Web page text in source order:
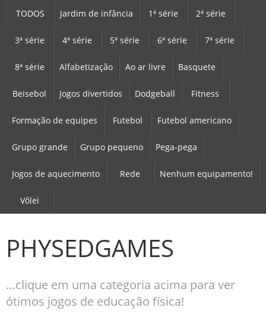
TODOS Jardim de infância 1ª série 2ª série
3ª série 4ª série 5ª série 6ª série 7ª série
8ª série Alfabetização Ao ar livre Basquete
Beisebol Jogos divertidos Dodgeball Fitness
Formação de equipes Futebol Futebol americano
Grupo grande Grupo pequeno Pega-pega
Jogos de aquecimento Rede Nenhum equipamento!
Vôlei
PHYSEDGAMES
…clique em uma categoria acima para ver
ótimos jogos de educação física!